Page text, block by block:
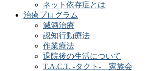
ネット依存症とは
治療プログラム
減酒治療
認知行動療法
作業療法
退院後の生活について
T.A.C.T. -タクト- 家族会